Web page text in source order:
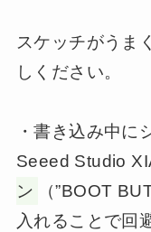
スケッチがうま
しください。
・書き込み中に
Seeed Studio
ン
（”BOOT
入れることで回